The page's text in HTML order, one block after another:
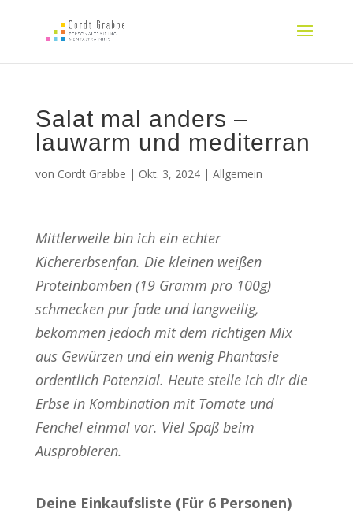
Salat mal anders –
lauwarm und mediterran
von Cordt Grabbe | Okt. 3, 2024| Allgemein
Mittlerweile bin ich ein echter
Kichererbsenfan. Die kleinen weißen
Proteinbomben (19 Gramm pro 100g)
schmecken pur fade und langweilig,
bekommen jedoch mit dem richtigen Mix
aus Gewürzen und ein wenig Phantasie
ordentlich Potenzial. Heute stelle ich dir die
Erbse in Kombination mit Tomate und
Fenchel einmal vor. Viel Spaß beim
Ausprobieren.
Deine Einkaufsliste (Für 6 Personen)